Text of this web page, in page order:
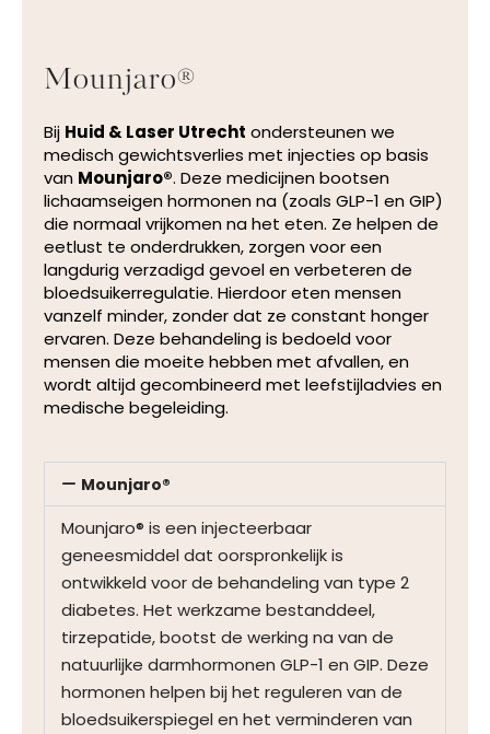
Mounjaro®
Bij Huid & Laser Utrecht ondersteunen we
medisch gewichtsverlies met injecties op basis
van Mounjaro®. Deze medicijnen bootsen
lichaamseigen hormonen na (zoals GLP-1 en GIP)
die normaal vrijkomen na het eten. Ze helpen de
eetlust te onderdrukken, zorgen voor een
langdurig verzadigd gevoel en verbeteren de
bloedsuikerregulatie. Hierdoor eten mensen
vanzelf minder, zonder dat ze constant honger
ervaren. Deze behandeling is bedoeld voor
mensen die moeite hebben met afvallen, en
wordt altijd gecombineerd met leefstijladvies en
medische begeleiding.
Mounjaro®
Mounjaro® is een injecteerbaar
geneesmiddel dat oorspronkelijk is
ontwikkeld voor de behandeling van type 2
diabetes. Het werkzame bestanddeel,
tirzepatide, bootst de werking na van de
natuurlijke darmhormonen GLP-1 en GIP. Deze
hormonen helpen bij het reguleren van de
bloedsuikerspiegel en het verminderen van